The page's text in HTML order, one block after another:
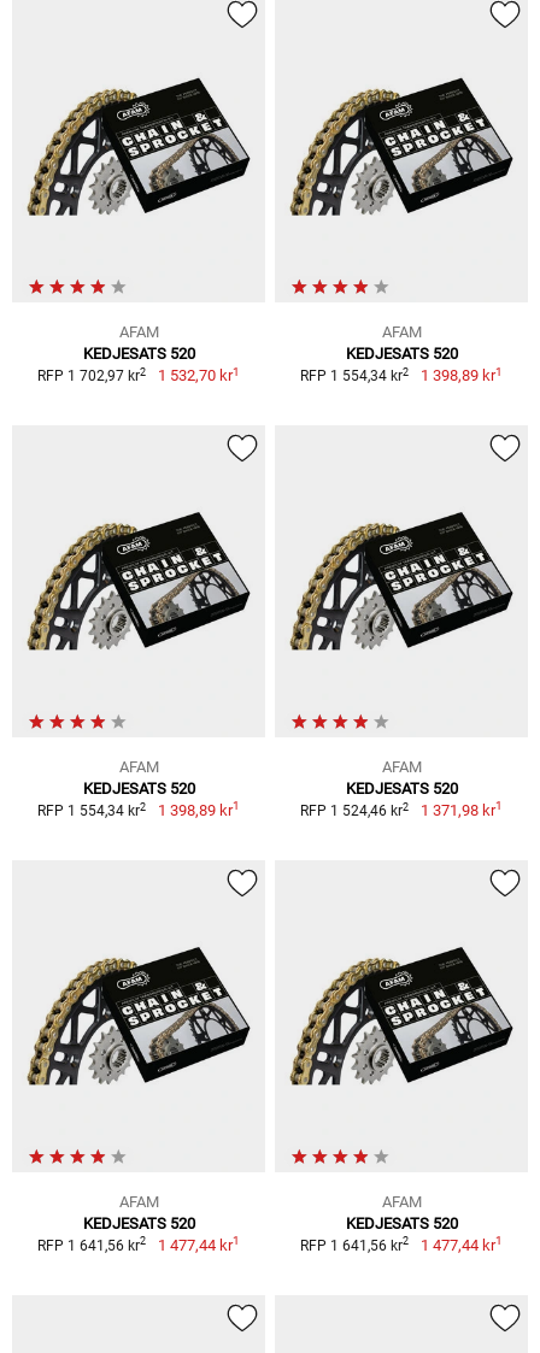
AFAM
KEDJESATS 520
RFP 1 702,97 kr2 1 532,70 kr1
AFAM
KEDJESATS 520
RFP 1 554,34 kr2 1 398,89 kr1
AFAM
KEDJESATS 520
RFP 1 554,34 kr2 1 398,89 kr1
AFAM
KEDJESATS 520
RFP 1 524,46 kr2 1 371,98 kr1
AFAM
KEDJESATS 520
RFP 1 641,56 kr2 1 477,44 kr1
AFAM
KEDJESATS 520
RFP 1 641,56 kr2 1 477,44 kr1